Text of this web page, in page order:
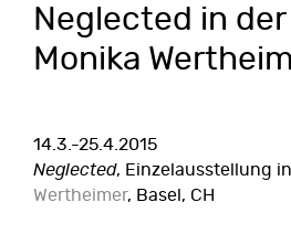
Neglected in der
Monika
14.3.-25.4.2015
Neglected, Einzelausstellung
Wertheimer, Basel, CH